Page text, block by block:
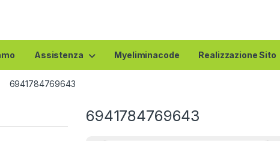
Assistenza Myeliminacode Realizzazione Sito
6941784769643
6941784769643